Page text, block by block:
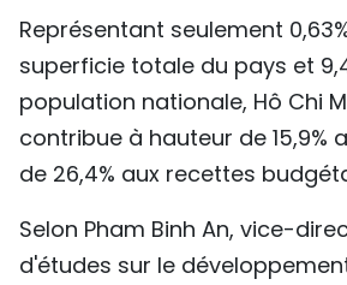
Représentant seulement
superficie totale du pays et
population nationale, Hô Chi
contribue à hauteur de 15,9%
de 26,4% aux recettes
Selon Pham Binh An, vice-
d'études sur le